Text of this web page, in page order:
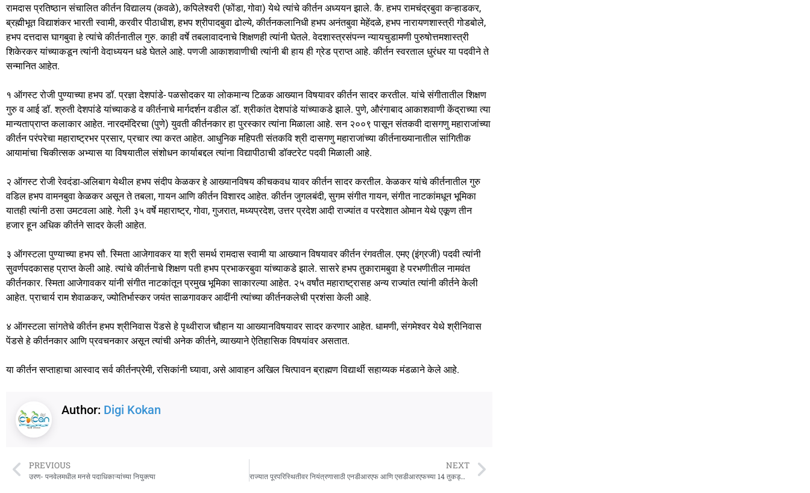
रामदास प्रतिष्ठान संचालित कीर्तन विद्यालय (कवळे), कपिलेश्वरी (फोंडा, गोवा) येथे त्यांचे कीर्तन अध्ययन झाले. कै. हभप रामचंद्रबुवा कऱ्हाडकर,
ब्रह्मीभूत विद्याशंकर भारती स्वामी, करवीर पीठाधीश, हभप श्रीपादबुवा ढोल्ये, कीर्तनकलानिधी हभप अनंतबुवा मेहेंदळे, हभप नारायणशास्त्री गोडबोले,
हभप दत्तदास घागबुवा हे त्यांचे कीर्तनातील गुरु. काही वर्षे तबलावादनाचे शिक्षणही त्यांनी घेतले. वेदशास्त्रसंपन्न न्यायचुडामणी पुरुषोत्तमशास्त्री
शिकेरकर यांच्याकडून त्यांनी वेदाध्ययन धडे घेतले आहे. पणजी आकाशवाणीची त्यांनी बी हाय ही ग्रेड प्राप्त आहे. कीर्तन स्वरताल धुरंधर या पदवीने ते
सन्मानित आहेत.
१ ऑगस्ट रोजी पुण्याच्या हभप डॉ. प्रज्ञा देशपांडे- पळसोदकर या लोकमान्य टिळक आख्यान विषयावर कीर्तन सादर करतील. यांचे संगीतातील शिक्षण
गुरु व आई डॉ. श्रुती देशपांडे यांच्याकडे व कीर्तनाचे मार्गदर्शन वडील डॉ. श्रीकांत देशपांडे यांच्याकडे झाले. पुणे, औरंगाबाद आकाशवाणी केंद्राच्या त्या
मान्यताप्राप्त कलाकार आहेत. नारदमंदिरचा (पुणे) युवती कीर्तनकार हा पुरस्कार त्यांना मिळाला आहे. सन २००९ पासून संतकवी दासगणु महाराजांच्या
कीर्तन परंपरेचा महाराष्ट्रभर प्रसार, प्रचार त्या करत आहेत. आधुनिक महिपती संतकवि श्री दासगणु महाराजांच्या कीर्तनाख्यानातील सांगितीक
आयामांचा चिकीत्सक अभ्यास या विषयातील संशोधन कार्याबद्दल त्यांना विद्यापीठाची डॉक्टरेट पदवी मिळाली आहे.
२ ऑगस्ट रोजी रेवदंडा-अलिबाग येथील हभप संदीप केळकर हे आख्यानविषय कीचकवध यावर कीर्तन सादर करतील. केळकर यांचे कीर्तनातील गुरु
वडिल हभप वामनबुवा केळकर असून ते तबला, गायन आणि कीर्तन विशारद आहेत. कीर्तन जुगलबंदी, सुगम संगीत गायन, संगीत नाटकांमधून भूमिका
यातही त्यांनी ठसा उमटवला आहे. गेली ३५ वर्षे महाराष्ट्र, गोवा, गुजरात, मध्यप्रदेश, उत्तर प्रदेश आदी राज्यांत व परदेशात ओमान येथे एकूण तीन
हजार हून अधिक कीर्तने सादर केली आहेत.
३ ऑगस्टला पुण्याच्या हभप सौ. स्मिता आजेगावकर या श्री समर्थ रामदास स्वामी या आख्यान विषयावर कीर्तन रंगवतील. एमए (इंग्रजी) पदवी त्यांनी
सुवर्णपदकासह प्राप्त केली आहे. त्यांचे कीर्तनाचे शिक्षण पती हभप प्रभाकरबुवा यांच्याकडे झाले. सासरे हभप तुकारामबुवा हे परभणीतील नामवंत
कीर्तनकार. स्मिता आजेगावकर यांनी संगीत नाटकांतून प्रमुख भूमिका साकारल्या आहेत. २५ वर्षांत महाराष्ट्रासह अन्य राज्यांत त्यांनी कीर्तने केली
आहेत. प्राचार्य राम शेवाळकर, ज्योतिर्भास्कर जयंत साळगावकर आदींनी त्यांच्या कीर्तनकलेची प्रशंसा केली आहे.
४ ऑगस्टला सांगतेचे कीर्तन हभप श्रीनिवास पेंडसे हे पृथ्वीराज चौहान या आख्यानविषयावर सादर करणार आहेत. धामणी, संगमेश्वर येथे श्रीनिवास
पेंडसे हे कीर्तनकार आणि प्रवचनकार असून त्यांची अनेक कीर्तने, व्याख्याने ऐतिहासिक विषयांवर असतात.
या कीर्तन सप्ताहाचा आस्वाद सर्व कीर्तनप्रेमी, रसिकांनी घ्यावा, असे आवाहन अखिल चित्पावन ब्राह्मण विद्यार्थी सहाय्यक मंडळाने केले आहे.
Author: Digi Kokan
PREVIOUS
उरण- पनवेलमधील मनसे पदाधिकाऱ्यांच्या नियुक्त्या
NEXT
राज्यात पूरपरिस्थितीवर नियंत्रणासाठी एनडीआरएफ आणि एसडीआरएफच्या 14 तुकड्या तैनात